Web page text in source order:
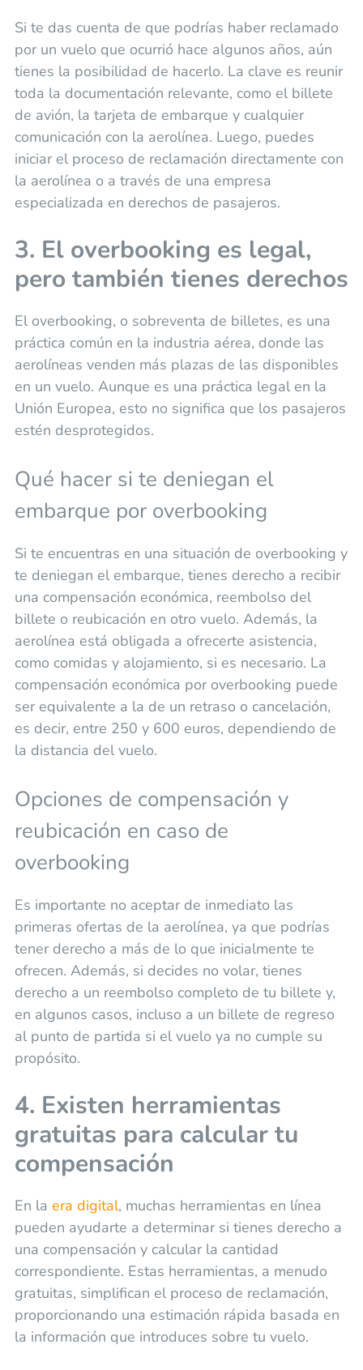
Si te das cuenta de que podrías haber reclamado
por un vuelo que ocurrió hace algunos años, aún
tienes la posibilidad de hacerlo. La clave es reunir
toda la documentación relevante, como el billete
de avión, la tarjeta de embarque y cualquier
comunicación con la aerolínea. Luego, puedes
iniciar el proceso de reclamación directamente con
la aerolínea o a través de una empresa
especializada en derechos de pasajeros.
3. El overbooking es legal,
pero también tienes derechos
El overbooking, o sobreventa de billetes, es una
práctica común en la industria aérea, donde las
aerolíneas venden más plazas de las disponibles
en un vuelo. Aunque es una práctica legal en la
Unión Europea, esto no significa que los pasajeros
estén desprotegidos.
Qué hacer si te deniegan el
embarque por overbooking
Si te encuentras en una situación de overbooking y
te deniegan el embarque, tienes derecho a recibir
una compensación económica, reembolso del
billete o reubicación en otro vuelo. Además, la
aerolínea está obligada a ofrecerte asistencia,
como comidas y alojamiento, si es necesario. La
compensación económica por overbooking puede
ser equivalente a la de un retraso o cancelación,
es decir, entre 250 y 600 euros, dependiendo de
la distancia del vuelo.
Opciones de compensación y
reubicación en caso de
overbooking
Es importante no aceptar de inmediato las
primeras ofertas de la aerolínea, ya que podrías
tener derecho a más de lo que inicialmente te
ofrecen. Además, si decides no volar, tienes
derecho a un reembolso completo de tu billete y,
en algunos casos, incluso a un billete de regreso
al punto de partida si el vuelo ya no cumple su
propósito.
4. Existen herramientas
gratuitas para calcular tu
compensación
En la era digital, muchas herramientas en línea
pueden ayudarte a determinar si tienes derecho a
una compensación y calcular la cantidad
correspondiente. Estas herramientas, a menudo
gratuitas, simplifican el proceso de reclamación,
proporcionando una estimación rápida basada en
la información que introduces sobre tu vuelo.